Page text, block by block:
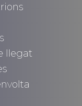
llegat